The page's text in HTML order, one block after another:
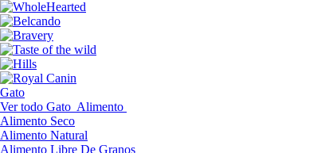
Gato
Ver todo Gato Alimento
Alimento Seco
Alimento Natural
Alimento Libre De Granos